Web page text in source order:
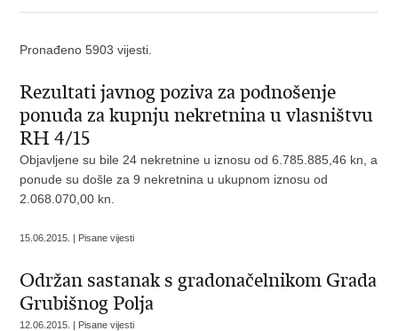
Pronađeno 5903 vijesti.
Rezultati javnog poziva za podnošenje
ponuda za kupnju nekretnina u vlasništvu
RH 4/15
Objavljene su bile 24 nekretnine u iznosu od 6.785.885,46 kn, a
ponude su došle za 9 nekretnina u ukupnom iznosu od
2.068.070,00 kn.
15.06.2015. | Pisane vijesti
Održan sastanak s gradonačelnikom Grada
Grubišnog Polja
12.06.2015. | Pisane vijesti